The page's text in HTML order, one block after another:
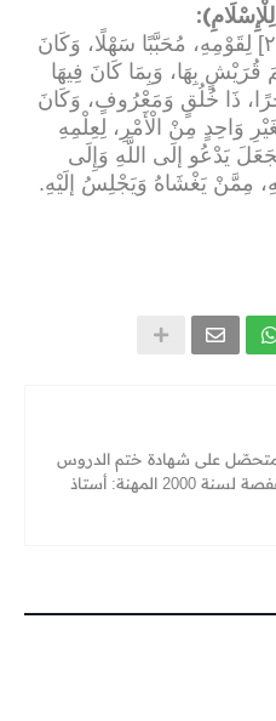
):
وَكَانَ أَبُو بَكْرٍ [١] رَجُلًا مَأْلَفًا [٢] لِقَوْمِهِ، مُحَبَّبًا سَهْلًا، وَكَانَ
بِهَا، وَبِمَا كَانَ فِيهَا
ذَا خُلُقٍ وَمَعْرُوفٍ، وَكَانَ
وَاحِدٍ مِنْ الْأَمْرِ، لِعِلْمِهِ
يَدْعُو إلَى اللَّهِ وَإِلَى
مِمَّنْ يَغْشَاهُ وَيَجْلِسُ إلَيْهِ.
متحصّل على شهادة ختم الدروس
لتكوين المعلّمين بقفصة لسنة 2000 المهنة: أستاذ